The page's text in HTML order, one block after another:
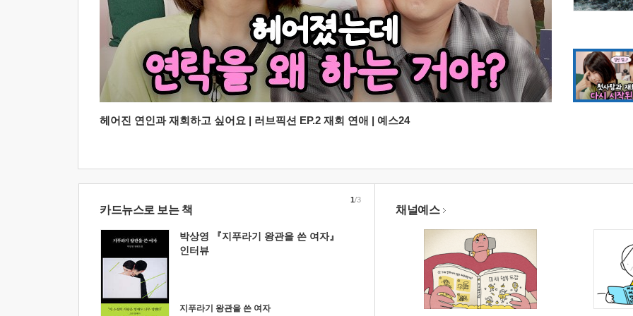
헤어진 연인과 재회하고 싶어요 | 러브픽션 EP.2 재회 연애 | 예스24
카드뉴스로 보는 책
박상영 『지푸라기 왕관을 쓴 여자』
인터뷰
지푸라기 왕관을 쓴 여자
1/3
채널예스